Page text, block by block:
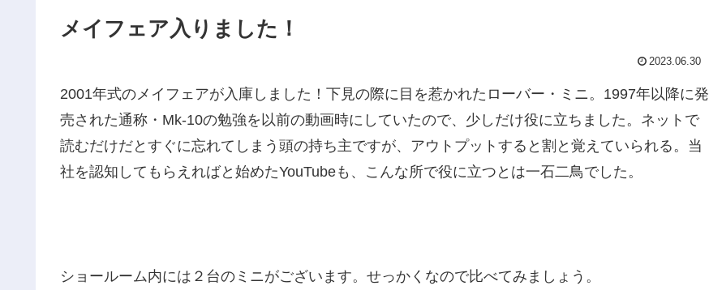
メイフェア入りました！
2023.06.30
2001年式のメイフェアが入庫しました！下見の際に目を惹かれたローバー・ミニ。1997年以降に発
売された通称・Mk-10の勉強を以前の動画時にしていたので、少しだけ役に立ちました。ネットで
読むだけだとすぐに忘れてしまう頭の持ち主ですが、アウトプットすると割と覚えていられる。当
社を認知してもらえればと始めたYouTubeも、こんな所で役に立つとは一石二鳥でした。
ショールーム内には２台のミニがございます。せっかくなので比べてみましょう。